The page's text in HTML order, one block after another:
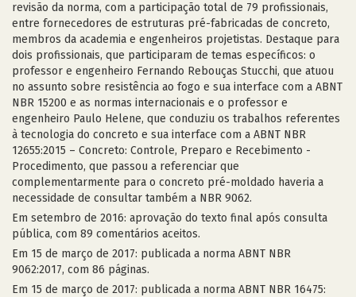
revisão da norma, com a participação total de 79 profissionais,
entre fornecedores de estruturas pré-fabricadas de concreto,
membros da academia e engenheiros projetistas. Destaque para
dois profissionais, que participaram de temas específicos: o
professor e engenheiro Fernando Rebouças Stucchi, que atuou
no assunto sobre resistência ao fogo e sua interface com a ABNT
NBR 15200 e as normas internacionais e o professor e
engenheiro Paulo Helene, que conduziu os trabalhos referentes
à tecnologia do concreto e sua interface com a ABNT NBR
12655:2015 – Concreto: Controle, Preparo e Recebimento -
Procedimento, que passou a referenciar que
complementarmente para o concreto pré-moldado haveria a
necessidade de consultar também a NBR 9062.
Em setembro de 2016: aprovação do texto final após consulta
pública, com 89 comentários aceitos.
Em 15 de março de 2017: publicada a norma ABNT NBR
9062:2017, com 86 páginas.
Em 15 de março de 2017: publicada a norma ABNT NBR 16475: